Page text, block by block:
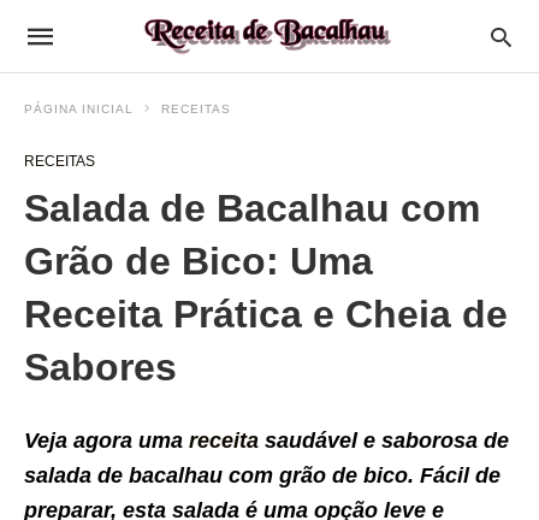
PÁGINA INICIAL RECEITAS
RECEITAS
Salada de Bacalhau com
Grão de Bico: Uma
Receita Prática e Cheia de
Sabores
Veja agora uma receita saudável e saborosa de
salada de bacalhau com grão de bico. Fácil de
preparar, esta salada é uma opção leve e